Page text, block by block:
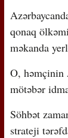
qonaq
məkanda
O, həmçinin
mötəbər
Söhbət
strateji